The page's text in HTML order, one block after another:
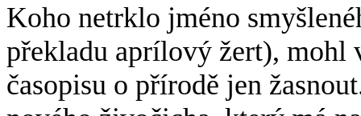
Koho netrklo jméno
překladu aprílový žert), mohl
časopisu o přírodě jen